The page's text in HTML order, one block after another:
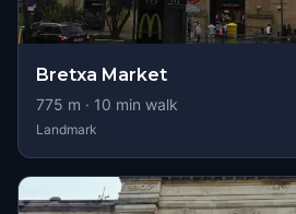
Bretxa Market
775 m · 10 min walk
Landmark